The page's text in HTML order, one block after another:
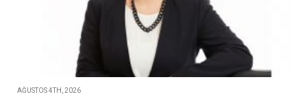
AĞUSTOS 4TH, 2026